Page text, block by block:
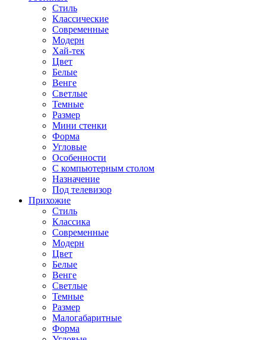
Стиль
Классические
Современные
Модерн
Хай-тек
Цвет
Белые
Венге
Светлые
Темные
Размер
Мини стенки
Форма
Угловые
Особенности
С компьютерным столом
Назначение
Под телевизор
Прихожие
Стиль
Классика
Современные
Модерн
Цвет
Белые
Венге
Светлые
Темные
Размер
Малогабаритные
Форма